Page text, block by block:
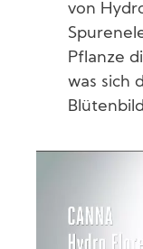
von
Pflanze
was sich